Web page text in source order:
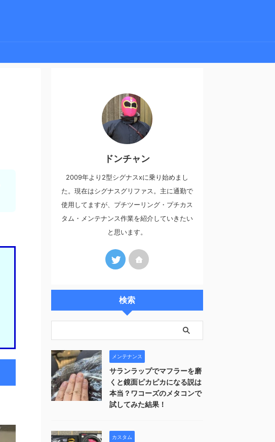
ドンチャン
2009年より2型シグナスxに乗り始めまし
た。現在はシグナスグリファス。主に通勤で
使用してますが、プチツーリング・プチカス
タム・メンテナンス作業を紹介していきたい
と思います。
検索
メンテナンス
サランラップでマフラーを磨
くと鏡面ピカピカになる説は
本当？ワコーズのメタコンで
試してみた結果！
カスタム